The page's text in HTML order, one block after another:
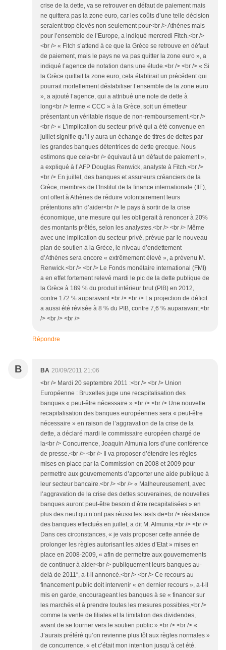
crise de la dette, va se retrouver en défaut de paiement mais
ne quittera pas la zone euro, car les coûts d’une telle décision
seraient trop élevés non seulement pour<br /> Athènes mais
pour l’ensemble de l’Europe, a indiqué mercredi Fitch.<br />
<br /> « Fitch s’attend à ce que la Grèce se retrouve en défaut
de paiement, mais le pays ne va pas quitter la zone euro », a
indiqué l’agence de notation dans une étude.<br /> <br /> « Si
la Grèce quittait la zone euro, cela établirait un précédent qui
pourrait mortellement déstabiliser l’ensemble de la zone euro
», a ajouté l’agence, qui a attribué une note de dette à
long<br /> terme « CCC » à la Grèce, soit un émetteur
présentant un véritable risque de non-remboursement.<br />
<br /> « L’implication du secteur privé qui a été convenue en
juillet signifie qu’il y aura un échange de titres de dettes par
les grandes banques détentrices de dette grecque. Nous
estimons que cela<br /> équivaut à un défaut de paiement »,
a expliqué à l’AFP Douglas Renwick, analyste à Fitch.<br />
<br /> En juillet, des banques et assureurs créanciers de la
Grèce, membres de l’Institut de la finance internationale (IIF),
ont offert à Athènes de réduire volontairement leurs
prétentions afin d’aider<br /> le pays à sortir de la crise
économique, une mesure qui les obligerait à renoncer à 20%
des montants prêtés, selon les analystes.<br /> <br /> Même
avec une implication du secteur privé, prévue par le nouveau
plan de soutien à la Grèce, le niveau d’endettement
d’Athènes sera encore « extrêmement élevé », a prévenu M.
Renwick.<br /> <br /> Le Fonds monétaire international (FMI)
a en effet fortement relevé mardi le pic de la dette publique de
la Grèce à 189 % du produit intérieur brut (PIB) en 2012,
contre 172 % auparavant.<br /> <br /> La projection de déficit
a aussi été révisée à 8 % du PIB, contre 7,6 % auparavant.<br
/> <br /> <br />
Répondre
B BA 20/09/2011 21:06
<br /> Mardi 20 septembre 2011 :<br /> <br /> Union
Européenne : Bruxelles juge une recapitalisation des
banques « peut-être nécessaire ».<br /> <br /> Une nouvelle
recapitalisation des banques européennes sera « peut-être
nécessaire » en raison de l’aggravation de la crise de la
dette, a déclaré mardi le commissaire européen chargé de
la<br /> Concurrence, Joaquin Almunia lors d’une conférence
de presse.<br /> <br /> Il va proposer d’étendre les règles
mises en place par la Commission en 2008 et 2009 pour
permettre aux gouvernements d’apporter une aide publique à
leur secteur bancaire.<br /> <br /> « Malheureusement, avec
l’aggravation de la crise des dettes souveraines, de nouvelles
banques auront peut-être besoin d’être recapitalisées » en
plus des neuf qui n’ont pas réussi les tests de<br /> résistance
des banques effectués en juillet, a dit M. Almunia.<br /> <br />
Dans ces circonstances, « je vais proposer cette année de
prolonger les règles autorisant les aides d’Etat » mises en
place en 2008-2009, « afin de permettre aux gouvernements
de continuer à aider<br /> publiquement leurs banques au-
delà de 2011″, a-t-il annoncé.<br /> <br /> Ce recours au
financement public doit intervenir « en dernier recours », a-t-il
mis en garde, encourageant les banques à se « financer sur
les marchés et à prendre toutes les mesures possibles,<br />
comme la vente de filiales et la limitation des dividendes,
avant de se tourner vers le soutien public ».<br /> <br /> «
J’aurais préféré qu’on revienne plus tôt aux règles normales »
de concurrence, « et c’était mon intention jusqu’à cet été.